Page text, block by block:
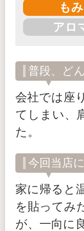
も
アロ
普段、ど
会社では座
てしまい、
た。
今回当店
家に帰ると
を貼ってみ
が、一向に